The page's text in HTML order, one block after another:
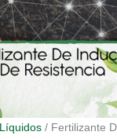
Líquidos / Fertilizante